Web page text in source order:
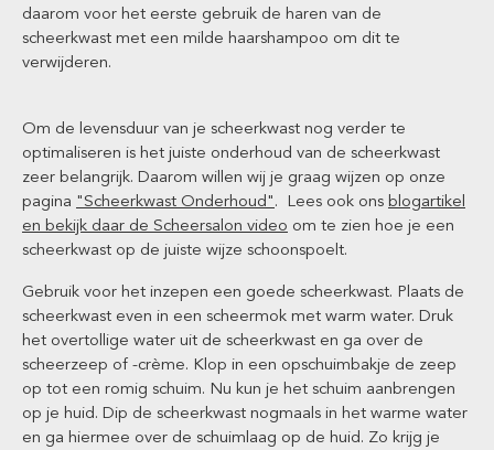
daarom voor het eerste gebruik de haren van de
scheerkwast met een milde haarshampoo om dit te
verwijderen.
Om de levensduur van je scheerkwast nog verder te
optimaliseren is het juiste onderhoud van de scheerkwast
zeer belangrijk. Daarom willen wij je graag wijzen op onze
pagina "Scheerkwast Onderhoud". Lees ook ons blogartikel
en bekijk daar de Scheersalon video om te zien hoe je een
scheerkwast op de juiste wijze schoonspoelt.
Gebruik voor het inzepen een goede scheerkwast. Plaats de
scheerkwast even in een scheermok met warm water. Druk
het overtollige water uit de scheerkwast en ga over de
scheerzeep of -crème. Klop in een opschuimbakje de zeep
op tot een romig schuim. Nu kun je het schuim aanbrengen
op je huid. Dip de scheerkwast nogmaals in het warme water
en ga hiermee over de schuimlaag op de huid. Zo krijg je